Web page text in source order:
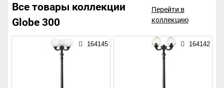
Все товары коллекции
Globe 300
Перейти в
коллекцию
164145 164142